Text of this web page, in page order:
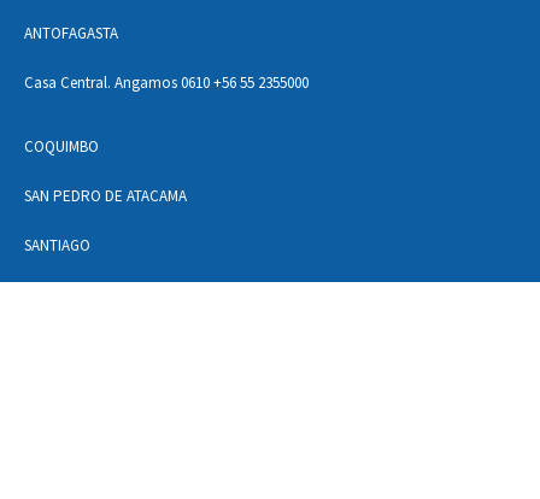
ANTOFAGASTA
Casa Central. Angamos 0610 +56 55 2355000
COQUIMBO
SAN PEDRO DE ATACAMA
SANTIAGO